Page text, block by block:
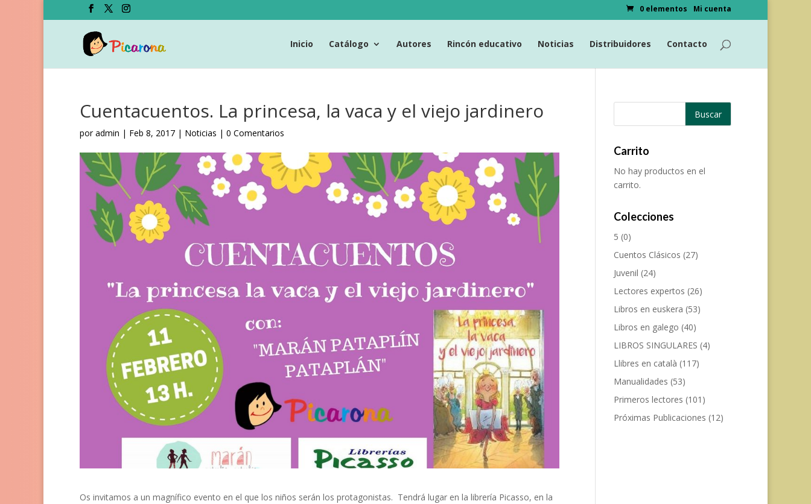
Mi cuenta
0 elementos
Inicio Catálogo Autores Rincón educativo Noticias Distribuidores Contacto
Cuentacuentos. La princesa, la vaca y el viejo jardinero
poradmin | Feb 8, 2017 | Noticias | 0 Comentarios
Os invitamos a un magnífico evento en el que los niños serán los protagonistas. Tendrá lugar en la librería Picasso, en la
Carrito
No hay productos en el
carrito.
Colecciones
5 (0)
Cuentos Clásicos (27)
Juvenil (24)
Lectores expertos (26)
Libros en euskera (53)
Libros en galego (40)
LIBROS SINGULARES (4)
Llibres en català (117)
Manualidades (53)
Primeros lectores (101)
Próximas Publicaciones (12)